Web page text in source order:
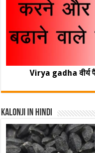
Virya gadha वीर्य
Kalonji In Hindi